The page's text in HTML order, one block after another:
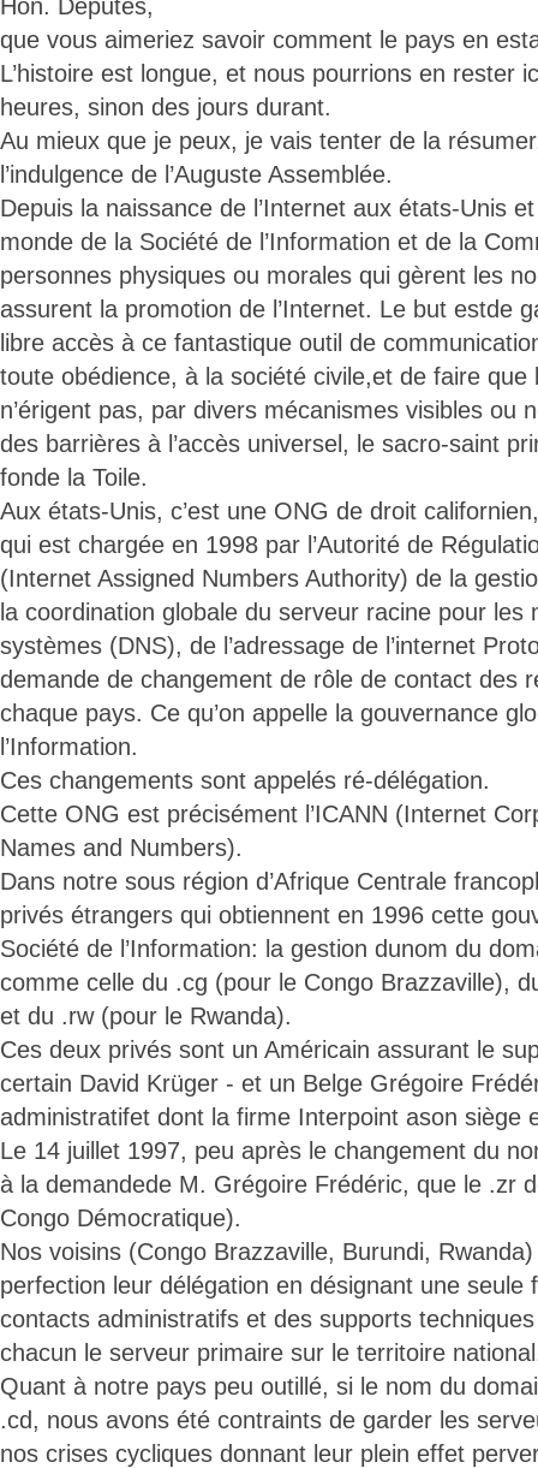
Hon. Députés,
que vous aimeriez savoir comment le pays en
L’histoire est longue, et nous pourrions en rester
heures, sinon des jours durant.
Au mieux que je peux, je vais tenter de la
l’indulgence de l’Auguste Assemblée.
Depuis la naissance de l’Internet aux états-Unis
monde de la Société de l’Information et de la
personnes physiques ou morales qui gèrent les
assurent la promotion de l’Internet. Le but estde
libre accès à ce fantastique outil de
toute obédience, à la société civile,et de faire que
n’érigent pas, par divers mécanismes visibles ou
des barrières à l’accès universel, le sacro-saint
fonde la Toile.
Aux états-Unis, c’est une ONG de droit
qui est chargée en 1998 par l’Autorité de
(Internet Assigned Numbers Authority) de la
la coordination globale du serveur racine pour les
systèmes (DNS), de l’adressage de l’internet
demande de changement de rôle de contact des
chaque pays. Ce qu’on appelle la gouvernance
l’Information.
Ces changements sont appelés ré-délégation.
Cette ONG est précisément l’ICANN (Internet
Names and Numbers).
Dans notre sous région d’Afrique Centrale
privés étrangers qui obtiennent en 1996 cette
Société de l’Information: la gestion dunom du
comme celle du .cg (pour le Congo Brazzaville),
et du .rw (pour le Rwanda).
Ces deux privés sont un Américain assurant le
certain David Krüger - et un Belge Grégoire
administratifet dont la firme Interpoint ason siège
Le 14 juillet 1997, peu après le changement du
à la demandede M. Grégoire Frédéric, que le .zr
Congo Démocratique).
Nos voisins (Congo Brazzaville, Burundi,
perfection leur délégation en désignant une seule
contacts administratifs et des supports
chacun le serveur primaire sur le territoire
Quant à notre pays peu outillé, si le nom du
.cd, nous avons été contraints de garder les
nos crises cycliques donnant leur plein effet